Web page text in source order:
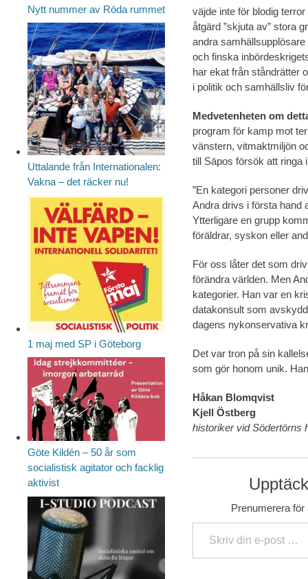
väjde inte för blodig
åtgärd ”skjuta av” stora
andra
och finska
har ekat från stånd­rätter
i politik och samhällsliv
Medvetenheten om
program för kamp mot
vänstern, vitmaktmiljön
till Säpos försök att ringa
”En kategori personer
Andra drivs i första hand
Ytterligare en grupp
föräldrar, syskon eller
För oss låter det som
förändra världen. Men
kategorier. Han var en
datakonsult som
dagens nykonservativa
Det var tron på sin
som gör honom unik.
Håkan Blomqvist
Kjell Östberg
historiker vid Södertörns
Prenumerera
Skriv din e-post …
Nytt nummer av Röda rummet
Uttalande från Internationalen:
Vakna – det räcker nu!
1 maj med SP i Göteborg
Göte Kildén – 50 år som
socialistisk agitator och facklig
aktivist